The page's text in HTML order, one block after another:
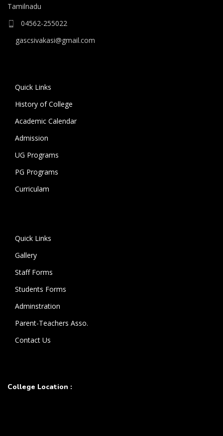
B.A தமிழ், B.A ஆங்கிலம் ஆகிய மொழிப்
பாடப்பிரிவுகளுக்கும் முதல் கட்ட கலந்தாய்வு
மற்றும் மொழிப் பாடப்பிரிவுகளுக்குமான இரண்டாம் கட்ட
கலந்தாய்வும் நடைபெறுகிறது. 18.06.2026 அன்று
கல்லூரியில் உள்ள அனைத்து பாடப்பிரிவுகளுக்குமான
கலந்தாய்விற்கு அழைக்கப்படும் மாணவ/மாணவியர் உரிய
சான்றிதழ்கள் மற்றும் பெற்றோருடன் மேற்குறிப்பிட்ட
கலந்தாய்வில் பங்கேற்று வாய்ப்பினைப் பயன்படுத்தி
Tamilnadu
04562-255022
gascsivakasi@gmail.com
Quick Links
History of College
Academic Calendar
Admission
UG Programs
PG Programs
Curriculam
Quick Links
Gallery
Staff Forms
Students Forms
Adminstration
Parent-Teachers Asso.
Contact Us
College Location :